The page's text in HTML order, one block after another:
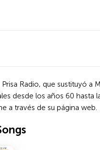
Radio, que sustituyó a
desde los años 60 hasta
a través de su página web.